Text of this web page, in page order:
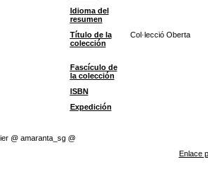
Idioma del
resumen
Título de la
colección
Col·lecció Oberta
Fascículo de
la colección
ISBN
Expedición
@ amaranta_sg @
Enlace